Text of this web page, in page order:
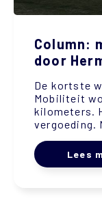
Column:
door
De kortste
Mobiliteit
kilometers.
vergoeding.
vergoeden,
Lees